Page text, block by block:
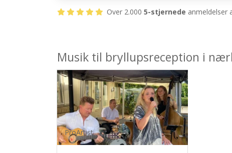
Over 2.000 5-stjernede anmeldelser
Musik til bryllupsreception i
ProArtist